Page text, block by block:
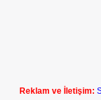
Reklam ve İletişim: